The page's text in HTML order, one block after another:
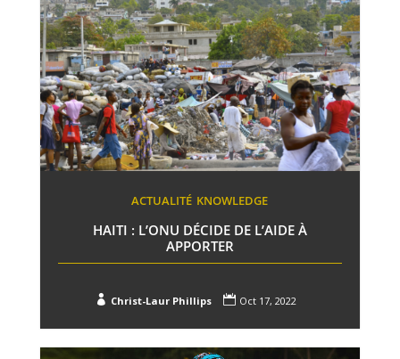
ACTUALITÉ KNOWLEDGE
HAITI : L’ONU DÉCIDE DE L’AIDE À
APPORTER
 Christ-Laur Phillips  Oct 17, 2022